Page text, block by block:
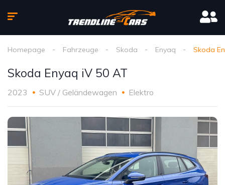
Homepage Fahrzeuge Skoda Enyaq Skoda
Skoda Enyaq iV 50 AT
2023 SUV / Geländewagen Elektro